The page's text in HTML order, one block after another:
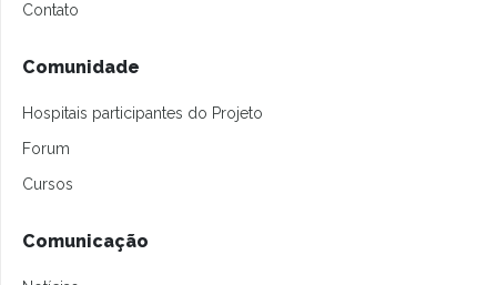
Contato
Comunidade
Hospitais participantes do Projeto
Forum
Cursos
Comunicação